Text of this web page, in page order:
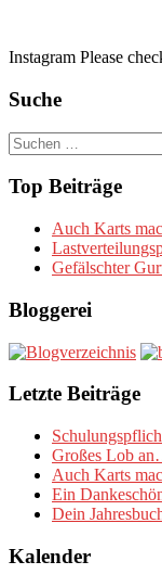
Instagram Please
Suche
Suchen
nach:
Top Beiträge
Auch Karts
Gefälschter
Bloggerei
Letzte Beiträge
Großes Lob
Auch Karts
Ein
Dein
Kalender